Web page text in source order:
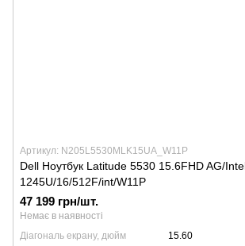
Артикул: N205L5530MLK15UA_W11P
Dell Ноутбук Latitude 5530 15.6FHD AG/
1245U/16/512F/int/W11P
47 199 грн/шт.
Немає в наявності
Діагональ екрану, дюйм
15.60